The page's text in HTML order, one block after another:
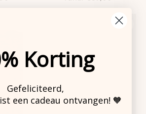
Korting
Gefeliciteerd,
een cadeau ontvangen! 🧡